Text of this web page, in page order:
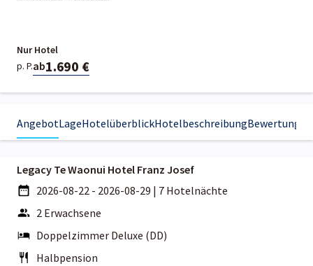
Nur Hotel
p. P.ab1.690 €
AngebotLageHotelüberblickHotelbeschreibungBewertungen
Legacy Te Waonui Hotel Franz Josef
2026-08-22 - 2026-08-29 | 7 Hotelnächte
2 Erwachsene
Doppelzimmer Deluxe (DD)
Halbpension